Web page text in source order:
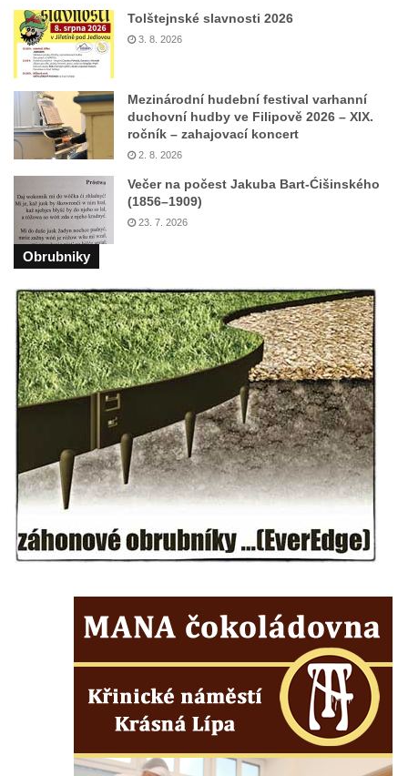
Tolštejnské slavnosti 2026
3. 8. 2026
Mezinárodní hudební festival varhanní
duchovní hudby ve Filipově 2026 – XIX.
ročník – zahajovací koncert
2. 8. 2026
Večer na počest Jakuba Bart-Ćišinského
(1856–1909)
23. 7. 2026
Obrubniky